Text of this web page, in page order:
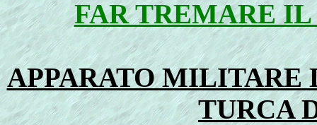
FAR TREMARE
APPARATO
TURCA